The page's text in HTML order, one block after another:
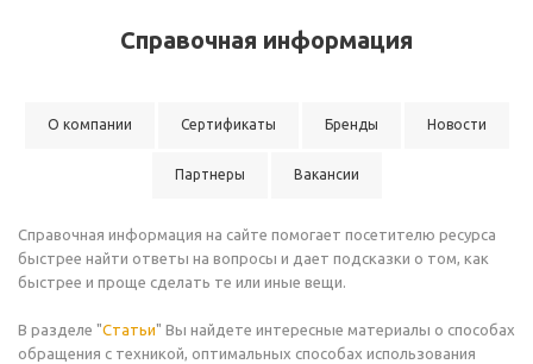
Справочная информация
О компании Сертификаты Бренды Новости
Партнеры Вакансии
Справочная информация на сайте помогает посетителю ресурса
быстрее найти ответы на вопросы и дает подсказки о том, как
быстрее и проще сделать те или иные вещи.
В разделе "Статьи" Вы найдете интересные материалы о способах
обращения с техникой, оптимальных способах использования